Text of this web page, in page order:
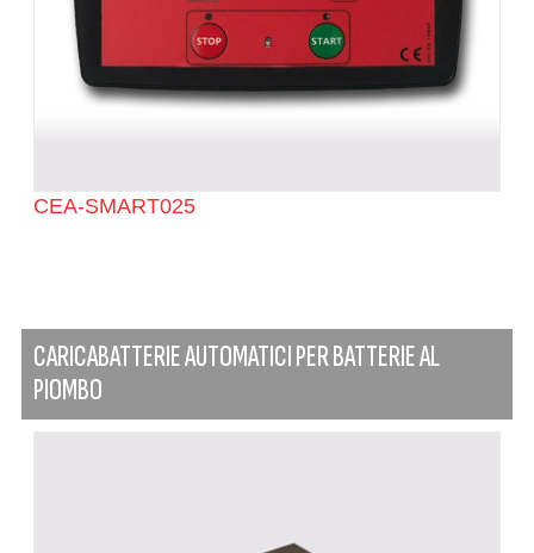
CEA-SMART025
CARICABATTERIE AUTOMATICI PER BATTERIE AL
PIOMBO